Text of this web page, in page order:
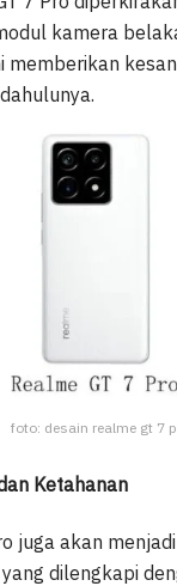
kamera
memberikan
foto: desain realme gt 7
Ketahanan
juga akan
yang dilengkapi